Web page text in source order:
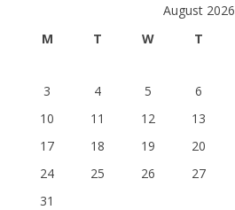
August 2026
M
T W T
3
4 5 6
10
11 12 13
17
18 19 20
24
25 26 27
31